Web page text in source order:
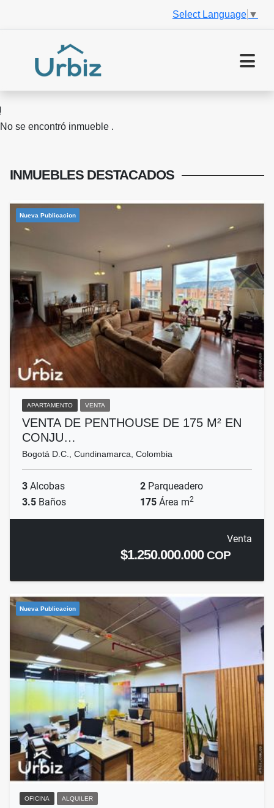
Select Language ▼
No se encontró inmueble .
INMUEBLES DESTACADOS
Nueva Publicacion
APARTAMENTO VENTA
VENTA DE PENTHOUSE DE 175 M² EN
CONJU…
Bogotá D.C., Cundinamarca, Colombia
3 Alcobas 2 Parqueadero
3.5 Baños 175 Área m2
Venta
$1.250.000.000COP
Nueva Publicacion
OFICINA ALQUILER